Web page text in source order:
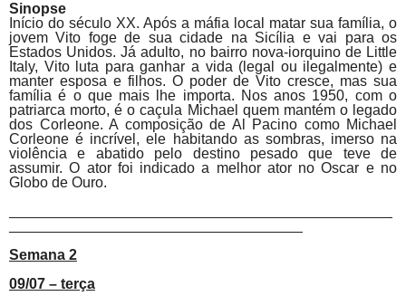
Sinopse
Início do século XX. Após a máfia local matar sua família, o
jovem Vito foge de sua cidade na Sicília e vai para os
Estados Unidos. Já adulto, no bairro nova-iorquino de Little
Italy, Vito luta para ganhar a vida (legal ou ilegalmente) e
manter esposa e filhos. O poder de Vito cresce, mas sua
família é o que mais lhe importa. Nos anos 1950, com o
patriarca morto, é o caçula Michael quem mantém o legado
dos Corleone. A composição de Al
Pacino como Michael
Corleone é incrível, ele habitando as sombras, imerso na
violência e abatido pelo destino pesado que teve de
assumir. O ator foi indicado a melhor ator no Oscar e no
Globo de Ouro.
Semana 2
09/07 – terça